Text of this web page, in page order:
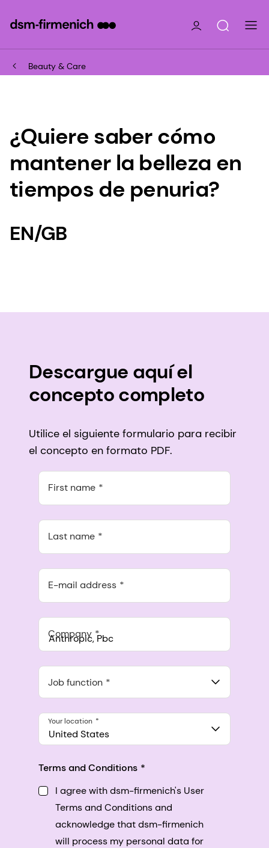
Beauty & Care
¿Quiere saber cómo
mantener la belleza en
tiempos de penuria?
EN/GB
Descargue aquí el
concepto completo
Utilice el siguiente formulario para recibir
el concepto en formato PDF.
First name
Last name
E-mail address
Company
548 Market St Pmb 90375, San Francisco, California, US
Job function
United States
Your location
Terms and Conditions
I agree with dsm-firmenich's User
Terms and Conditions and
acknowledge that dsm-firmenich
will process my personal data for